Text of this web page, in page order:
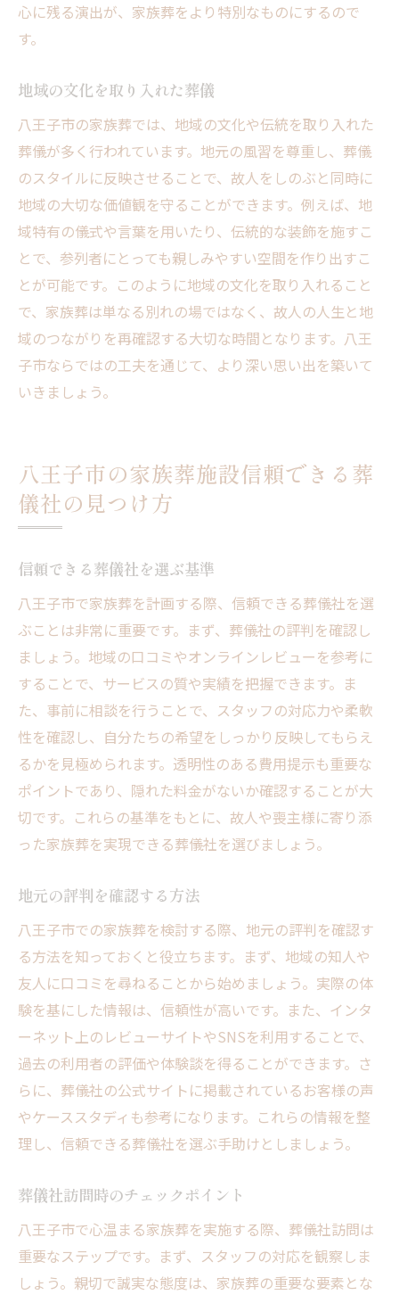
心に残る演出が、家族葬をより特別なものにするので
す。
地域の文化を取り入れた葬儀
八王子市の家族葬では、地域の文化や伝統を取り入れた
葬儀が多く行われています。地元の風習を尊重し、葬儀
のスタイルに反映させることで、故人をしのぶと同時に
地域の大切な価値観を守ることができます。例えば、地
域特有の儀式や言葉を用いたり、伝統的な装飾を施すこ
とで、参列者にとっても親しみやすい空間を作り出すこ
とが可能です。このように地域の文化を取り入れること
で、家族葬は単なる別れの場ではなく、故人の人生と地
域のつながりを再確認する大切な時間となります。八王
子市ならではの工夫を通じて、より深い思い出を築いて
いきましょう。
八王子市の家族葬施設信頼できる葬
儀社の見つけ方
信頼できる葬儀社を選ぶ基準
八王子市で家族葬を計画する際、信頼できる葬儀社を選
ぶことは非常に重要です。まず、葬儀社の評判を確認し
ましょう。地域の口コミやオンラインレビューを参考に
することで、サービスの質や実績を把握できます。ま
た、事前に相談を行うことで、スタッフの対応力や柔軟
性を確認し、自分たちの希望をしっかり反映してもらえ
るかを見極められます。透明性のある費用提示も重要な
ポイントであり、隠れた料金がないか確認することが大
切です。これらの基準をもとに、故人や喪主様に寄り添
った家族葬を実現できる葬儀社を選びましょう。
地元の評判を確認する方法
八王子市での家族葬を検討する際、地元の評判を確認す
る方法を知っておくと役立ちます。まず、地域の知人や
友人に口コミを尋ねることから始めましょう。実際の体
験を基にした情報は、信頼性が高いです。また、インタ
ーネット上のレビューサイトやSNSを利用することで、
過去の利用者の評価や体験談を得ることができます。さ
らに、葬儀社の公式サイトに掲載されているお客様の声
やケーススタディも参考になります。これらの情報を整
理し、信頼できる葬儀社を選ぶ手助けとしましょう。
葬儀社訪問時のチェックポイント
八王子市で心温まる家族葬を実施する際、葬儀社訪問は
重要なステップです。まず、スタッフの対応を観察しま
しょう。親切で誠実な態度は、家族葬の重要な要素とな